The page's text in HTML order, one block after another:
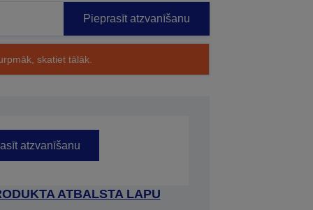
Pieprasīt atzvanīšanu
skatiet tālāk.
atzvanīšanu
ATBALSTA LAPU